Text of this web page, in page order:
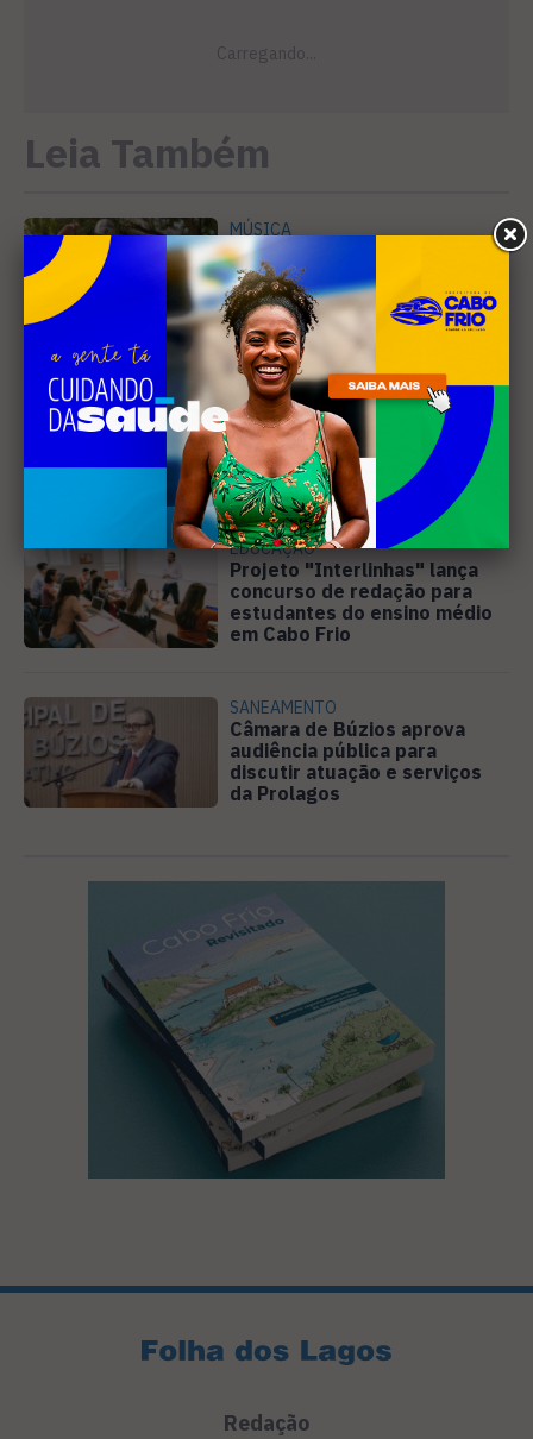
Leia Também
MÚSICA
Banda cabo-friense
Spectrummm apresenta
músicas inéditas no Diveneta
Moto Fest neste sábado (8)
PREJUÍZO
Compradores cobram
cronograma da Volendam e
pedem ação do MP por obra
parada em Arraial
EDUCAÇÃO
Projeto "Interlinhas" lança
concurso de redação para
estudantes do ensino médio
em Cabo Frio
SANEAMENTO
Câmara de Búzios aprova
audiência pública para
discutir atuação e serviços
da Prolagos
Redação